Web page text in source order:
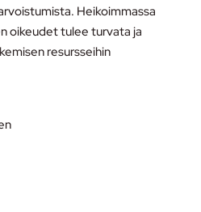
Heikoimmassa
oikeudet tulee turvata ja
resursseihin